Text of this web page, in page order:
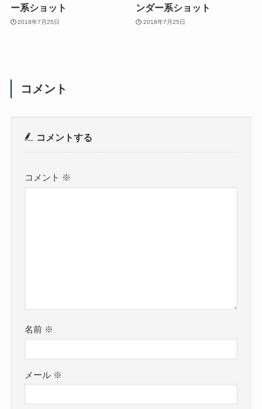
ー系ショット
2018年7月25日
ンダー系ショット
2018年7月25日
コメント
コメントする
コメント ※
名前 ※
メール ※